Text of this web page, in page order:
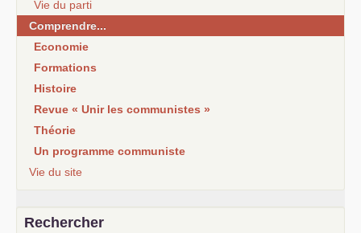
Vie du parti
Comprendre...
Economie
Formations
Histoire
Revue « Unir les communistes »
Théorie
Un programme communiste
Vie du site
Rechercher